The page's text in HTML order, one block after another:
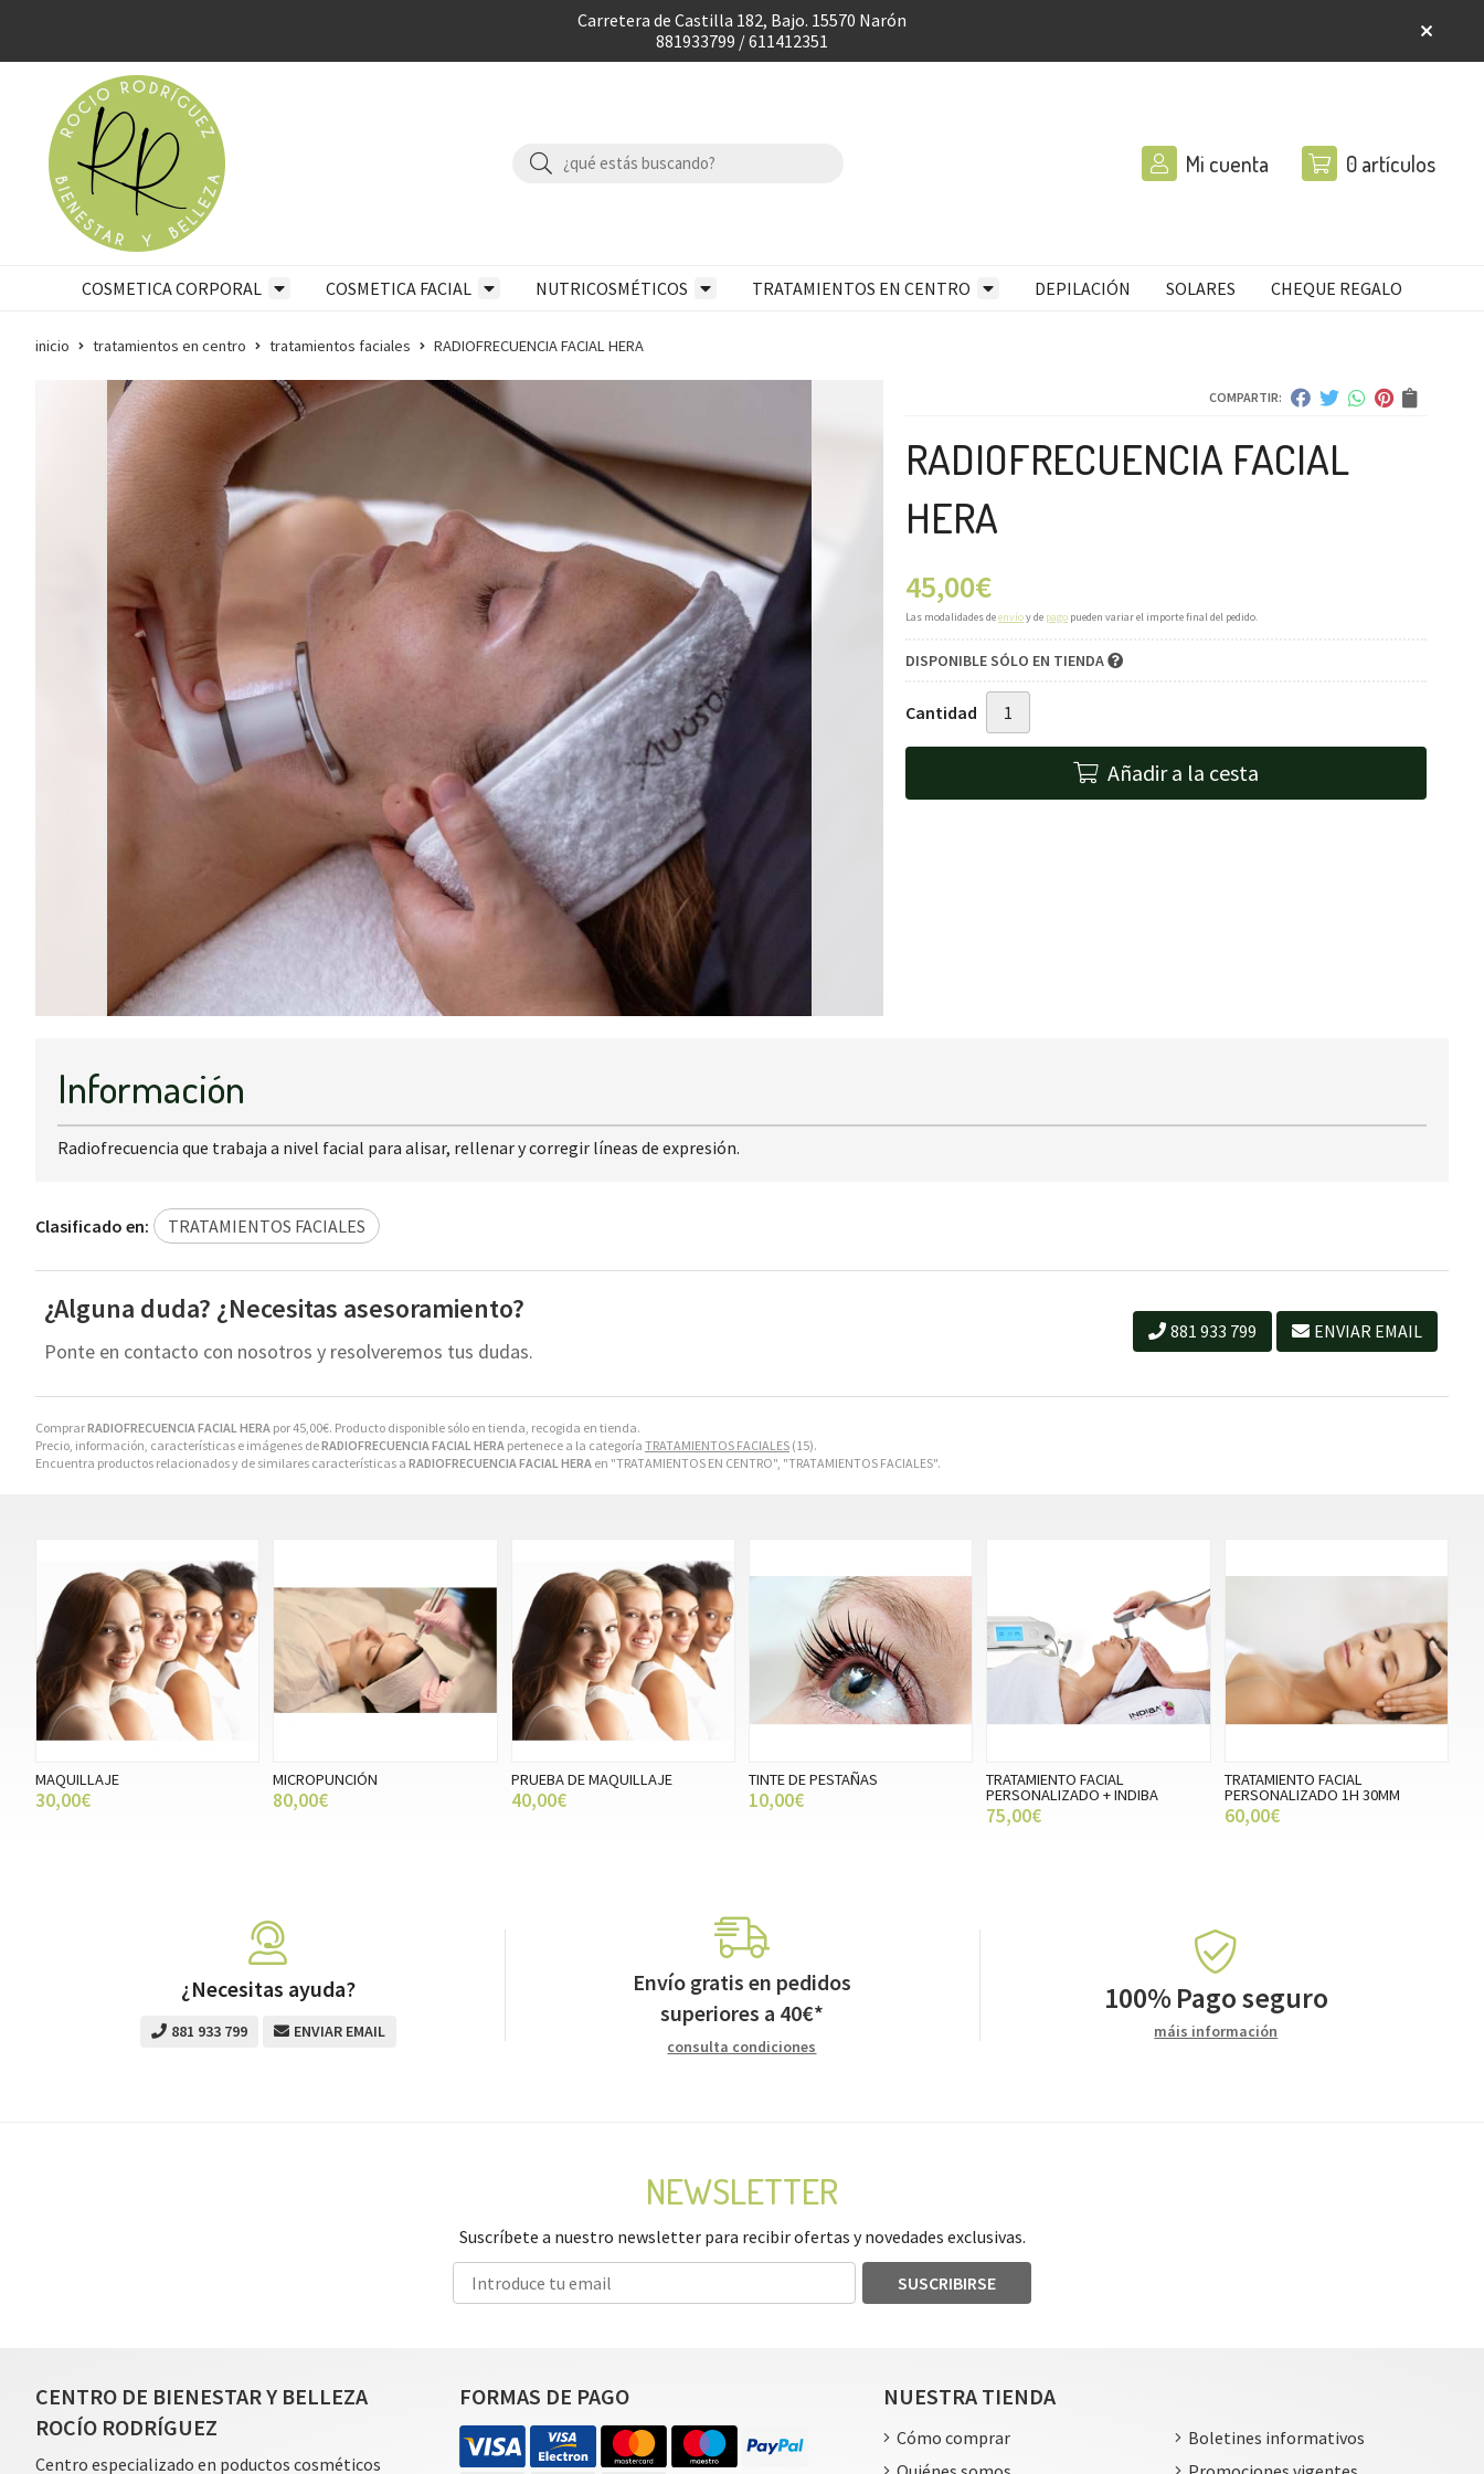
Carretera de Castilla 182, Bajo. 15570 Narón
881933799 / 611412351
Mi cuenta 0artículos
COSMETICA CORPORAL COSMETICA FACIAL NUTRICOSMÉTICOS TRATAMIENTOS EN CENTRO DEPILACIÓN SOLARES CHEQUE REGALO
inicio tratamientos en centro tratamientos faciales RADIOFRECUENCIA FACIAL HERA
COMPARTIR:
RADIOFRECUENCIA FACIAL
HERA
45,00€
Las modalidades deenvíoy de pago pueden variar el importe final del pedido.
DISPONIBLE SÓLO EN TIENDA
Cantidad
Añadir a la cesta
ComprarRADIOFRECUENCIA FACIAL HERA por45,00€. Producto disponible sólo en tienda, recogida en tienda.
Precio, información, características e imágenes deRADIOFRECUENCIA FACIAL HERA pertenece a la categoría TRATAMIENTOS FACIALES (15).
Encuentra productos relacionados y de similares características a RADIOFRECUENCIA FACIAL HERA en "TRATAMIENTOS EN CENTRO", "TRATAMIENTOS FACIALES".
Información
Radiofrecuencia que trabaja a nivel facial para alisar, rellenar y corregir líneas de expresión.
Clasificado en: TRATAMIENTOS FACIALES
¿Alguna duda? ¿Necesitas asesoramiento?
Ponte en contacto con nosotros y resolveremos tus dudas.
881 933 799 ENVIAR EMAIL
MAQUILLAJE
30,00€
MICROPUNCIÓN
80,00€
PRUEBA DE MAQUILLAJE
40,00€
TINTE DE PESTAÑAS
10,00€
TRATAMIENTO FACIAL
PERSONALIZADO + INDIBA
75,00€
TRATAMIENTO FACIAL
PERSONALIZADO 1H 30MM
60,00€
¿Necesitas ayuda?
881 933 799 ENVIAR EMAIL
Envío gratis en pedidos
superiores a 40€*
consulta condiciones
100%Pago seguro
máis información
NEWSLETTER
Suscríbete a nuestro newsletter para recibir ofertas y novedades exclusivas.
SUSCRIBIRSE
CENTRO DE BIENESTAR Y BELLEZA
ROCÍO RODRÍGUEZ
Centro especializado en poductos cosméticos
FORMAS DE PAGO NUESTRA TIENDA
Cómo comprar
Boletines informativos